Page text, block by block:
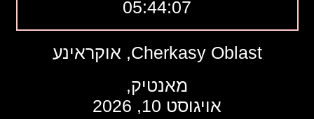
05:44:08
Cherkasy Oblast, אוקראינע
מאנטיק,
אויגוסט 10, 2026